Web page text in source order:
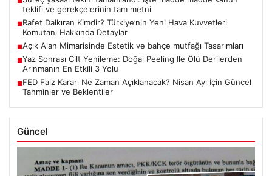
teklifi ve gerekçelerinin tam metni
■Rafet Dalkıran Kimdir? Türkiye’nin Yeni Hava Kuvvetleri
Komutanı Hakkında Detaylar
■Açık Alan Mimarisinde Estetik ve bahçe mutfağı Tasarımları
■Yaz Sonrası Cilt Yenileme: Doğal Peeling Ile Ölü Derilerden
Arınmanın En Etkili 3 Yolu
■FED Faiz Kararı Ne Zaman Açıklanacak? Nisan Ayı İçin Güncel
Tahminler ve Beklentiler
Güncel